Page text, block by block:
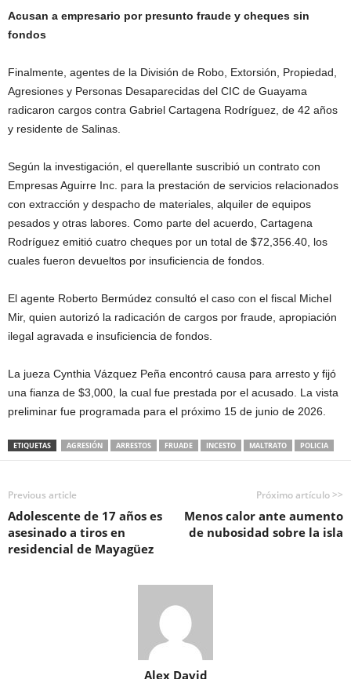
Acusan a empresario por presunto fraude y cheques sin
fondos
Finalmente, agentes de la División de Robo, Extorsión, Propiedad,
Agresiones y Personas Desaparecidas del CIC de Guayama
radicaron cargos contra Gabriel Cartagena Rodríguez, de 42 años
y residente de Salinas.
Según la investigación, el querellante suscribió un contrato con
Empresas Aguirre Inc. para la prestación de servicios relacionados
con extracción y despacho de materiales, alquiler de equipos
pesados y otras labores. Como parte del acuerdo, Cartagena
Rodríguez emitió cuatro cheques por un total de $72,356.40, los
cuales fueron devueltos por insuficiencia de fondos.
El agente Roberto Bermúdez consultó el caso con el fiscal Michel
Mir, quien autorizó la radicación de cargos por fraude, apropiación
ilegal agravada e insuficiencia de fondos.
La jueza Cynthia Vázquez Peña encontró causa para arresto y fijó
una fianza de $3,000, la cual fue prestada por el acusado. La vista
preliminar fue programada para el próximo 15 de junio de 2026.
ETIQUETAS AGRESIÓN ARRESTOS FRUADE INCESTO MALTRATO POLICIA
Previous article
Adolescente de 17 años es
asesinado a tiros en
residencial de Mayagüez
Próximo artículo >>
Menos calor ante aumento
de nubosidad sobre la isla
Alex David